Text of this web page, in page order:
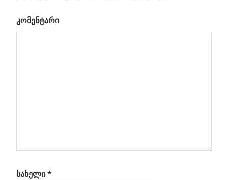
კომენტარი
სახელი*